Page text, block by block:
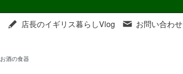
店長のイギリス暮らしVlog お問い合わせ
お酒の食器